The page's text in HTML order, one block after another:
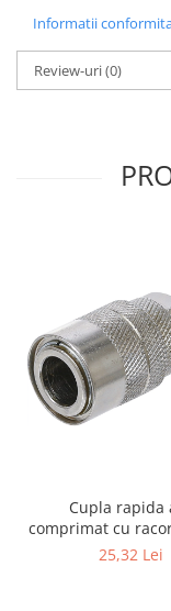
Informatii
Review-uri(0)
Cupla rapida
comprimat cu
8 mm (5/16") |25,32 Lei